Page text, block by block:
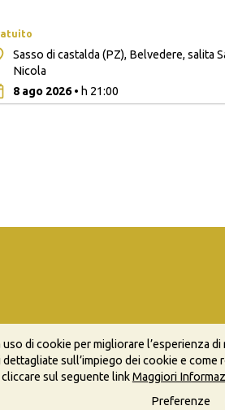
Sasso di castalda (PZ), Belvedere, salita
Nicola
8 ago 2026• h 21:00
uso di cookie per migliorare l’esperienza di
sull’impiego dei cookie e come
sul seguente linkMaggiori
Preferenze